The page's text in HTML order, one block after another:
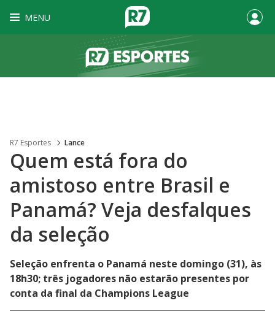
MENU
R7 Esportes Lance
Quem está fora do
amistoso entre Brasil e
Panamá? Veja desfalques
da seleção
Seleção enfrenta o Panamá neste domingo (31), às
18h30; três jogadores não estarão presentes por
conta da final da Champions League